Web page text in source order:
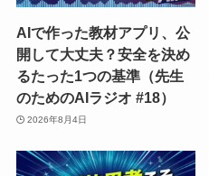
AIで作った教材アプリ、公
開して大丈夫？安全を決め
るたった1つの基準（先生
のためのAIラジオ #18）
2026年8月4日